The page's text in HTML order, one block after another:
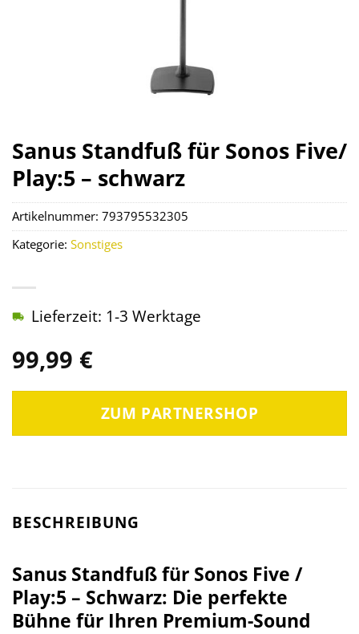
Sanus Standfuß für Sonos Five/
Play:5 – schwarz
99,99 €
Lieferzeit: 1-3 Werktage
ZUM PARTNERSHOP
Artikelnummer: 793795532305
Kategorie: Sonstiges
BESCHREIBUNG
Sanus Standfuß für Sonos Five /
Play:5 – Schwarz: Die perfekte
Bühne für Ihren Premium-Sound